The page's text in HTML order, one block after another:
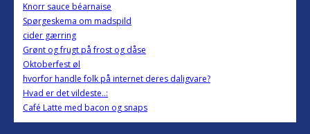
Knorr sauce béarnaise
Spørgeskema om madspild
cider gærring
Grønt og frugt på frost og dåse
Oktoberfest øl
hvorfor handle folk på internet deres daligvare?
Hvad er det vildeste..:
Café Latte med bacon og snaps